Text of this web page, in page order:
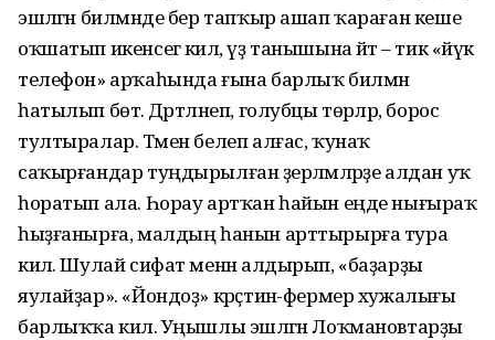
эшләгән билмәнде бер тапҡыр ашап ҡараған кеше
оҡшатып икенсегә килә, үҙ танышына әйтә – тик «йүкә
телефон» арҡаһында ғына барлыҡ билмән
һатылып бөтә. Дәртләнеп, голубцы төрәләр, борос
тултыралар. Тәмен белеп алғас, ҡунаҡ
саҡырғандар туңдырылған әҙерләмәләрҙе алдан уҡ
һоратып ала. Һорау артҡан һайын еңде нығыраҡ
һыҙғанырға, малдың һанын арттырырға тура
килә. Шулай сифат менән алдырып, «баҙарҙы
яулайҙар». «Йондоҙ» крәҫтиән-фермер хужалығы
барлыҡҡа килә. Уңышлы эшләгән Лоҡмановтарҙы